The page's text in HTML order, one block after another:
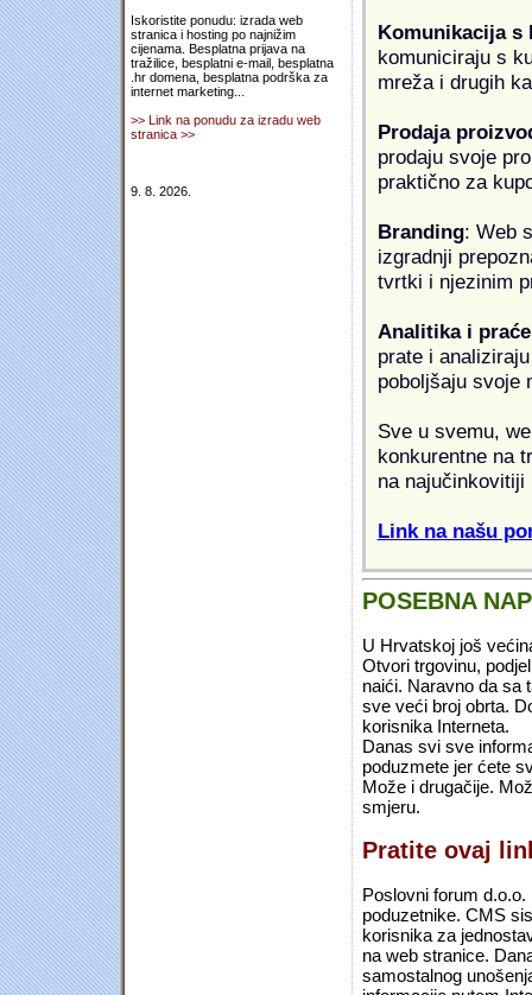
Iskoristite ponudu: izrada web
stranica i hosting po najnižim
cijenama. Besplatna prijava na
tražilice, besplatni e-mail, besplatna
.hr domena, besplatna podrška za
internet marketing...
>> Link na ponudu za izradu web
stranica >>
9. 8. 2026.
Komunikacija s
komuniciraju s
mreža i drugih
Prodaja
prodaju svoje
praktično za
Branding: Web
izgradnji
tvrtki i njezinim
Analitika i
prate i
poboljšaju svoje
Sve u svemu,
konkurentne na
na najučinkovitiji
Link na našu
POSEBNA
U Hrvatskoj još
Otvori trgovinu,
naići. Naravno da sa
sve veći broj obrta.
korisnika Interneta.
Danas svi sve
poduzmete jer ćete
Može i drugačije.
smjeru.
Pratite ovaj
Poslovni forum
poduzetnike. CMS
korisnika za
na web stranice.
samostalnog